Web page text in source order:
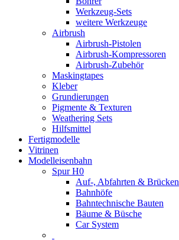
Werkzeug-Sets
weitere Werkzeuge
Airbrush
Airbrush-Pistolen
Airbrush-Kompressoren
Airbrush-Zubehör
Maskingtapes
Kleber
Grundierungen
Pigmente & Texturen
Weathering Sets
Hilfsmittel
Fertigmodelle
Vitrinen
Modelleisenbahn
Spur H0
Auf-, Abfahrten & Brücken
Bahnhöfe
Bahntechnische Bauten
Bäume & Büsche
Car System